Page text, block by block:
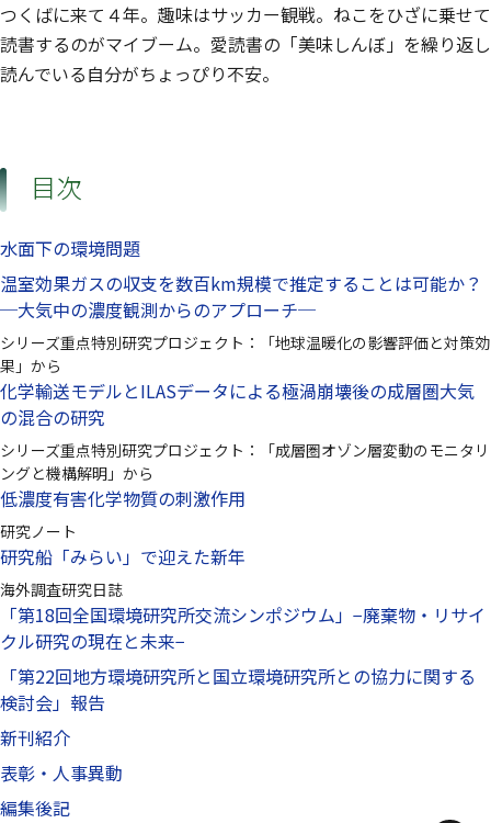
つくばに来て４年。趣味はサッカー観戦。ねこをひざに乗せて
読書するのがマイブーム。愛読書の「美味しんぼ」を繰り返し
読んでいる自分がちょっぴり不安。
目次
水面下の環境問題
温室効果ガスの収支を数百km規模で推定することは可能か？
─大気中の濃度観測からのアプローチ─
シリーズ重点特別研究プロジェクト：「地球温暖化の影響評価と対策効
果」から
化学輸送モデルとILASデータによる極渦崩壊後の成層圏大気
の混合の研究
シリーズ重点特別研究プロジェクト：「成層圏オゾン層変動のモニタリ
ングと機構解明」から
低濃度有害化学物質の刺激作用
研究ノート
研究船「みらい」で迎えた新年
海外調査研究日誌
「第18回全国環境研究所交流シンポジウム」−廃棄物・リサイ
クル研究の現在と未来−
「第22回地方環境研究所と国立環境研究所との協力に関する
検討会」報告
新刊紹介
表彰・人事異動
編集後記